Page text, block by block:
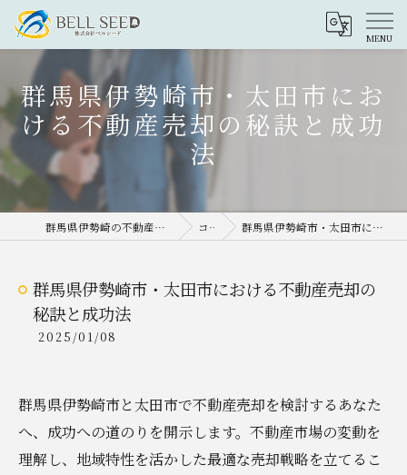
群馬県伊勢崎市・太田市にお
ける不動産売却の秘訣と成功
法
群馬県伊勢崎の不動産売却なら株式会社ベルシード コラム 群馬県伊勢崎市・太田市における不動産売却の秘訣と成功法
群馬県伊勢崎市・太田市における不動産売却の
秘訣と成功法
2025/01/08
群馬県伊勢崎市と太田市で不動産売却を検討するあなた
へ、成功への道のりを開示します。不動産市場の変動を
理解し、地域特性を活かした最適な売却戦略を立てるこ